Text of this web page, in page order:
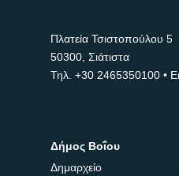
Πλατεία Τσιστοπούλου 5
50300, Σιάτιστα
Τηλ. +30 2465350100 •
Δήμος Βοΐου
Δημαρχείο